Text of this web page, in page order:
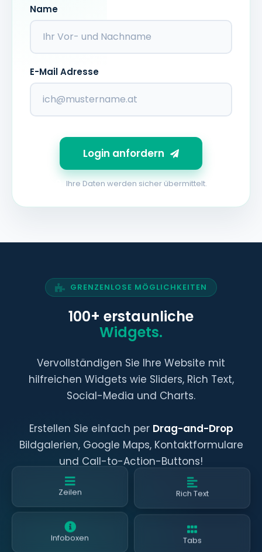
Name
E-Mail Adresse
Login anfordern
Ihre Daten werden sicher übermittelt.
GRENZENLOSE MÖGLICHKEITEN
100+ erstaunliche
Widgets.
Vervollständigen Sie Ihre Website mit
hilfreichen Widgets wie Sliders, Rich Text,
Social-Media und Charts.
Erstellen Sie einfach per Drag-and-Drop
Bildgalerien, Google Maps, Kontaktformulare
und Call-to-Action-Buttons!
Zeilen Rich Text
Infoboxen Tabs